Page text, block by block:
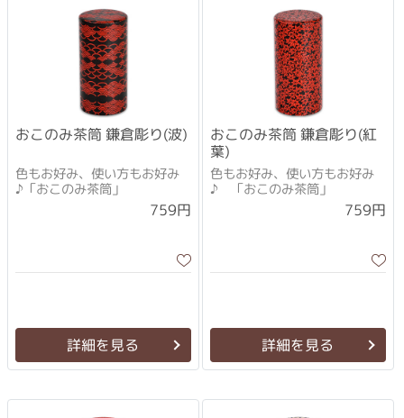
おこのみ茶筒 鎌倉彫り(波)
色もお好み、使い方もお好み
♪「おこのみ茶筒」
759円
詳細を見る
おこのみ茶筒 鎌倉彫り(紅
葉)
色もお好み、使い方もお好み
♪ 「おこのみ茶筒」
759円
詳細を見る